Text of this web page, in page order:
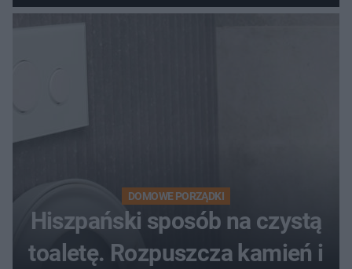
DOMOWE PORZĄDKI
Hiszpański sposób na czystą
toaletę. Rozpuszcza kamień i